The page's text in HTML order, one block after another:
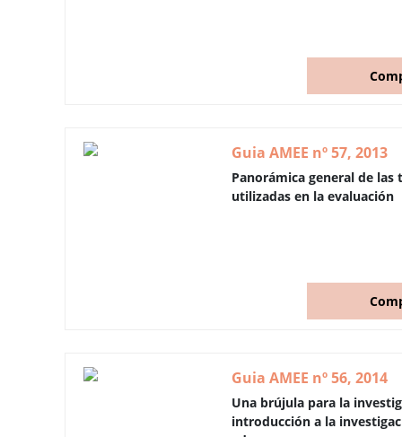
Guia AMEE nº 57, 2013
Panorámica general de las
utilizadas en la evaluación
Guia AMEE nº 56, 2014
Una brújula para la
introducción a la